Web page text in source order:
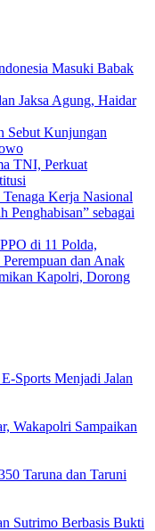
Masuki Babak
Jaksa Agung, Haidar
Sebut Kunjungan
TNI, Perkuat
Kerja Nasional
sebagai
di 11 Polda,
dan Anak
Kapolri, Dorong
Sports Menjadi Jalan
Wakapolri Sampaikan
Taruna dan Taruni
Sutrimo Berbasis Bukti